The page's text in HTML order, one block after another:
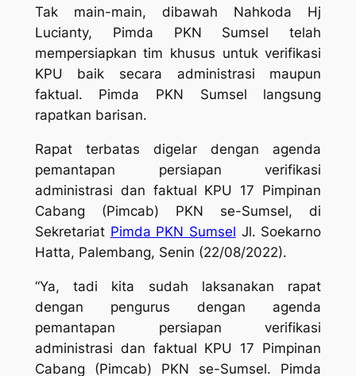
Tak main-main, dibawah Nahkoda Hj
Lucianty, Pimda PKN Sumsel telah
mempersiapkan tim khusus untuk verifikasi
KPU baik secara administrasi maupun
faktual. Pimda PKN Sumsel langsung
rapatkan barisan.
Rapat terbatas digelar dengan agenda
pemantapan persiapan verifikasi
administrasi dan faktual KPU 17 Pimpinan
Cabang (Pimcab) PKN se-Sumsel, di
Sekretariat Pimda PKN Sumsel Jl. Soekarno
Hatta, Palembang, Senin (22/08/2022).
“Ya, tadi kita sudah laksanakan rapat
dengan pengurus dengan agenda
pemantapan persiapan verifikasi
administrasi dan faktual KPU 17 Pimpinan
Cabang (Pimcab) PKN se-Sumsel. Pimda